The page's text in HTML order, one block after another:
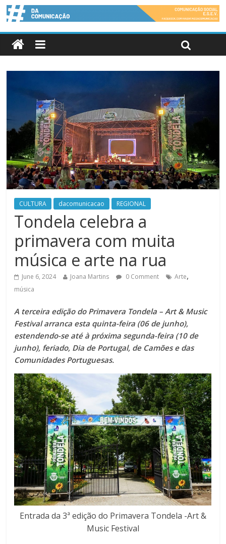
CULTURA dacomunicacao REGIONAL
Tondela celebra a
primavera com muita
música e arte na rua
June 6, 2024 Joana Martins 0 Comment Arte,
música
A terceira edição do Primavera Tondela – Art & Music
Festival arranca esta quinta-feira (06 de junho),
estendendo-se até à próxima segunda-feira (10 de
junho), feriado, Dia de Portugal, de Camões e das
Comunidades Portuguesas.
Entrada da 3ª edição do Primavera Tondela -Art &
Music Festival